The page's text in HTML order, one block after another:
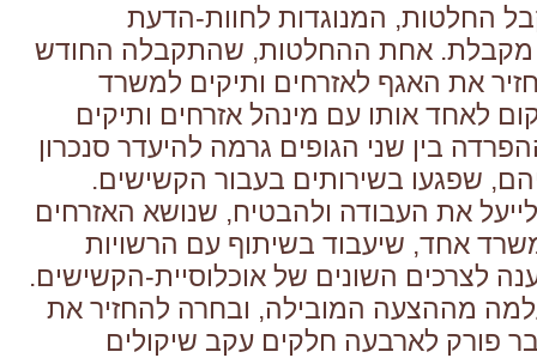
החלטות, המנוגדות לחוות-הדעת
מקבלת. אחת ההחלטות, שהתקבלה החודש
את האגף לאזרחים ותיקים למשרד
לאחד אותו עם מינהל אזרחים ותיקים
בין שני הגופים גרמה להיעדר סנכרון
שפגעו בשירותים בעבור הקשישים.
את העבודה ולהבטיח, שנושא האזרחים
אחד, שיעבוד בשיתוף עם הרשויות
לצרכים השונים של אוכלוסיית-הקשישים.
מההצעה המובילה, ובחרה להחזיר את
פורק לארבעה חלקים עקב שיקולים